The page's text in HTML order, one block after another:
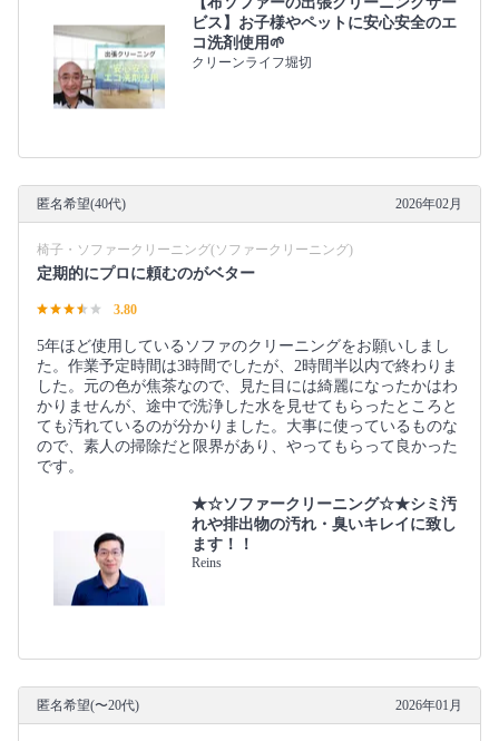
ビス】お子様やペットに安心安全のエ
コ洗剤使用🌱
クリーンライフ堀切
匿名希望(40代) 2026年02月
椅子・ソファークリーニング(ソファークリーニング)
定期的にプロに頼むのがベター
3.80
5年ほど使用しているソファのクリーニングをお願いしまし
た。作業予定時間は3時間でしたが、2時間半以内で終わりま
した。元の色が焦茶なので、見た目には綺麗になったかはわ
かりませんが、途中で洗浄した水を見せてもらったところと
ても汚れているのが分かりました。大事に使っているものな
ので、素人の掃除だと限界があり、やってもらって良かった
です。
★☆ソファークリーニング☆★シミ汚
れや排出物の汚れ・臭いキレイに致し
ます！！
Reins
匿名希望(〜20代) 2026年01月